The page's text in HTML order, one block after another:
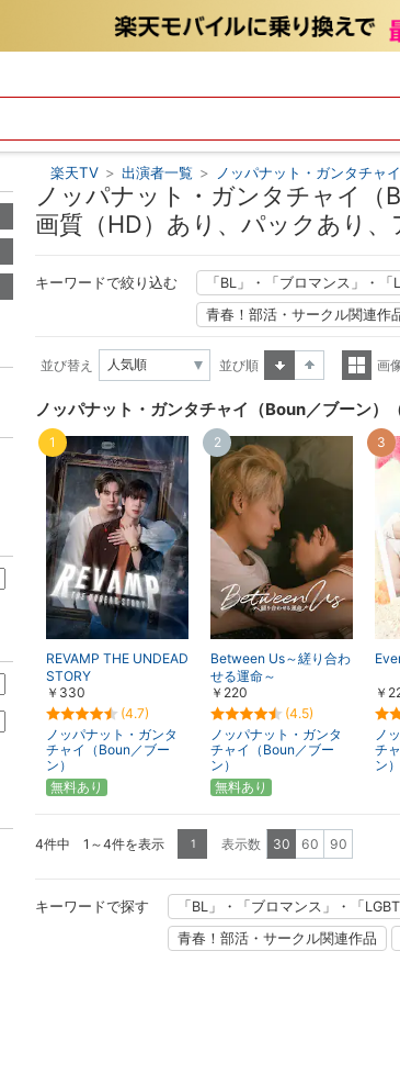
楽天TV > 出演者一覧 > ノッパナット・ガンタチャ
ノッパナット・ガンタチャイ
画質（HD）あり、パックあり、
キーワードで絞り込む 「BL」・「ブロマンス」・
青春！部活・サークル関連作
並び替え
並び順
画
ノッパナット・ガンタチャイ（Boun／ブーン）
REVAMP THE UNDEAD
STORY
￥330
(4.7)
ノッパナット・ガンタ
チャイ（Boun／ブー
ン）
1
無料あり
Between Us～縒り合わ
せる運命～
￥220
(4.5)
ノッパナット・ガンタ
チャイ（Boun／ブー
ン）
2
無料あり
￥
ノ
チ
ン）
3
4件中 1～4件を表示 1 表示数 30 60 90
キーワードで探す 「BL」・「ブロマンス」・「
青春！部活・サークル関連作品